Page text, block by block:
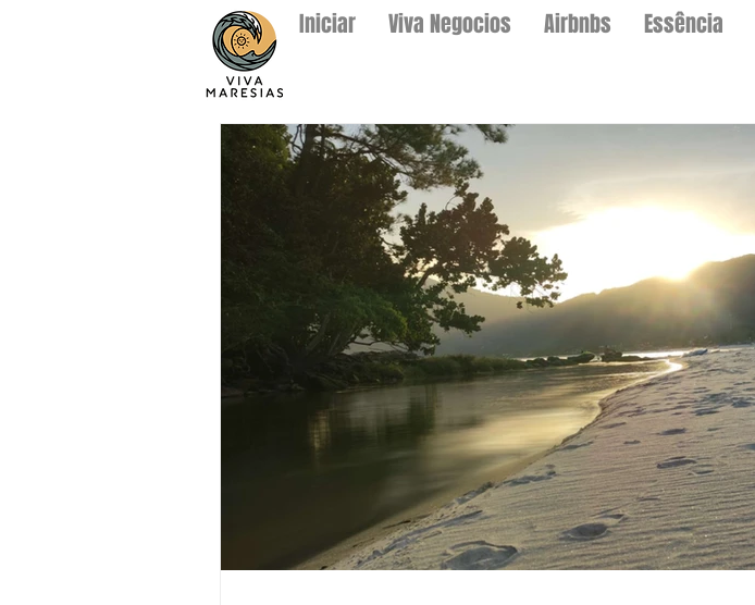
Iniciar Viva Negocios Airbnbs Essência